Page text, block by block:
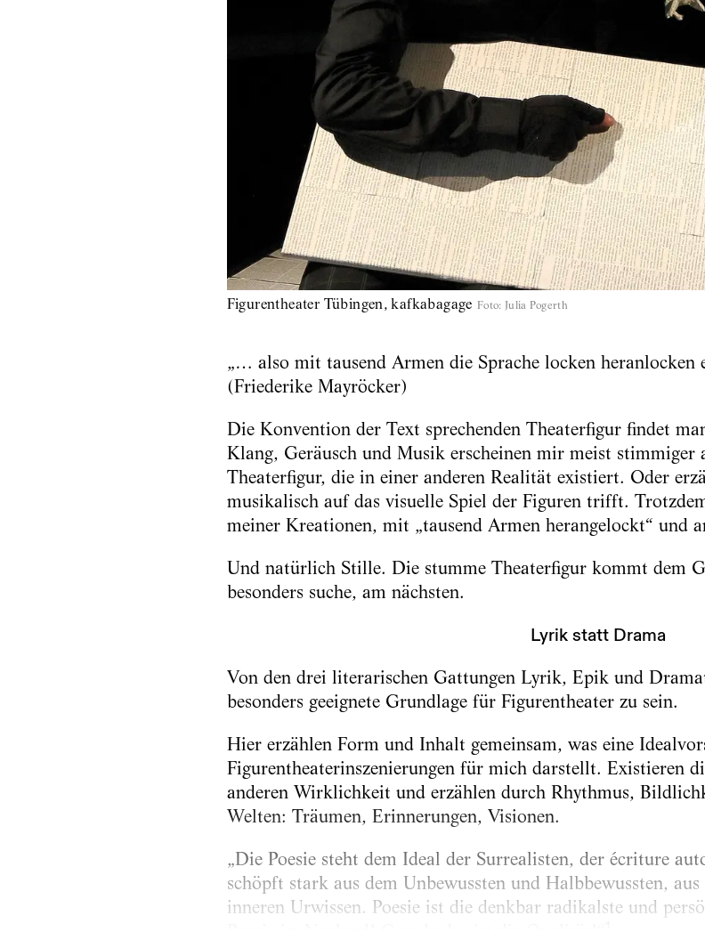
Figurentheater Tübingen, kafkabagage Foto: Julia Pogerth
„… also mit tausend Armen die Sprache locken heranlocken
(Friederike Mayröcker)
Die Konvention der Text sprechenden Theaterfigur findet
Klang, Geräusch und Musik erscheinen mir meist stimmiger
Theaterfigur, die in einer anderen Realität existiert. Oder
musikalisch auf das visuelle Spiel der Figuren trifft.
meiner Kreationen, mit „tausend Armen herangelockt“ und
Und natürlich Stille. Die stumme Theaterfigur kommt dem
besonders suche, am nächsten.
Lyrik statt Drama
Von den drei literarischen Gattungen Lyrik, Epik und
besonders geeignete Grundlage für Figurentheater zu sein.
Hier erzählen Form und Inhalt gemeinsam, was eine
Figurentheaterinszenierungen für mich darstellt. Existieren
anderen Wirklichkeit und erzählen durch Rhythmus,
Welten: Träumen, Erinnerungen, Visionen.
„Die Poesie steht dem Ideal der Surrealisten, der écriture
schöpft stark aus dem Unbewussten und Halbbewussten,
inneren Urwissen. Poesie ist die denkbar radikalste und